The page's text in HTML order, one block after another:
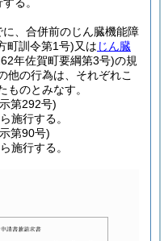
、合併前のじん臓機能障
町訓令第1号)又は じん臓
年佐賀町要綱第3号)の規
他の行為は、それぞれこ
のとみなす。
第292号)
施行する。
第90号)
施行する。